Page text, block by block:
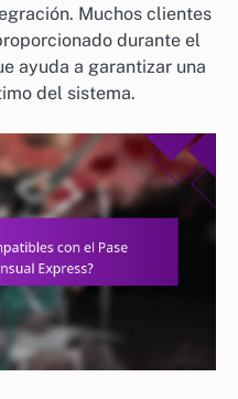
Muchos clientes
durante el
ayuda a garantizar una
del sistema.